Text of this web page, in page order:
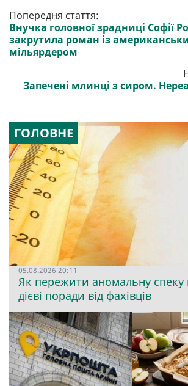
Попередня стаття:
Внучка головної зрадниці Софії
закрутила роман із
мільярдером
Запечені млинці з сиром.
ГОЛОВНЕ
05.08.2026 20:11
Як пережити аномальну спеку
дієві поради від фахівців